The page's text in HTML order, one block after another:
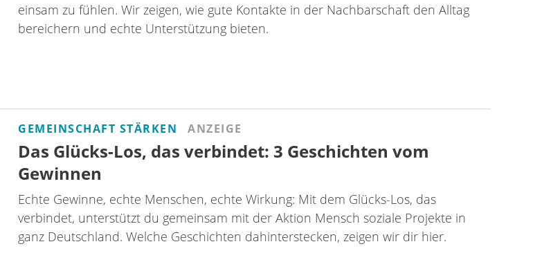
einsam zu fühlen. Wir zeigen, wie gute Kontakte in der Nachbarschaft den Alltag
bereichern und echte Unterstützung bieten.
GEMEINSCHAFT STÄRKEN ANZEIGE
Das Glücks-Los, das verbindet: 3 Geschichten vom
Gewinnen
Echte Gewinne, echte Menschen, echte Wirkung: Mit dem Glücks-Los, das
verbindet, unterstützt du gemeinsam mit der Aktion Mensch soziale Projekte in
ganz Deutschland. Welche Geschichten dahinterstecken, zeigen wir dir hier.